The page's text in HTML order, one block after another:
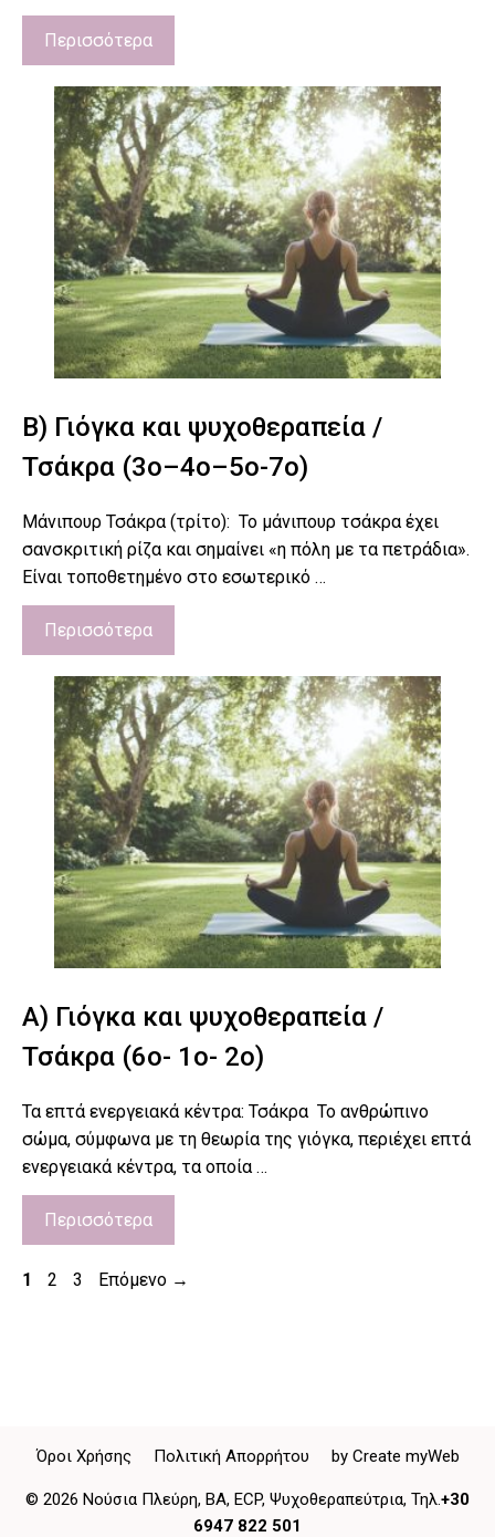
Περισσότερα
Β) Γιόγκα και ψυχοθεραπεία /
Τσάκρα (3ο–4ο–5ο-7ο)
Μάνιπουρ Τσάκρα (τρίτο): Το μάνιπουρ τσάκρα έχει
σανσκριτική ρίζα και σημαίνει «η πόλη με τα πετράδια».
Είναι τοποθετημένο στο εσωτερικό …
Περισσότερα
Α) Γιόγκα και ψυχοθεραπεία /
Τσάκρα (6ο- 1ο- 2ο)
Τα επτά ενεργειακά κέντρα: Τσάκρα Το ανθρώπινο
σώμα, σύμφωνα με τη θεωρία της γιόγκα, περιέχει επτά
ενεργειακά κέντρα, τα οποία …
Περισσότερα
Post
Σελίδα
1 Σελίδα
2 Σελίδα
3 Επόμενο →
Όροι Χρήσης Πολιτική Απορρήτου by Create myWeb
© 2026 Νούσια Πλεύρη, BA, ECP, Ψυχοθεραπεύτρια, Τηλ.+30
6947 822 501